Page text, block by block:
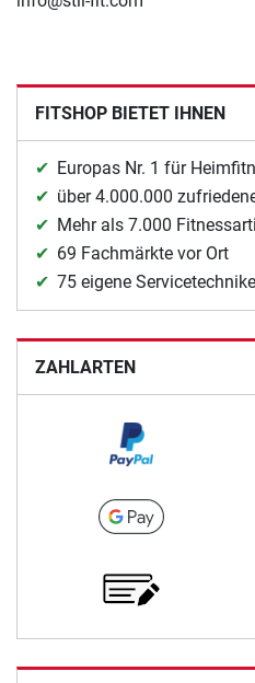
FITSHOP BIETET IHNEN
Europas Nr. 1 für
über 4.000.000
Mehr als 7.000
69 Fachmärkte vor Ort
75 eigene
ZAHLARTEN